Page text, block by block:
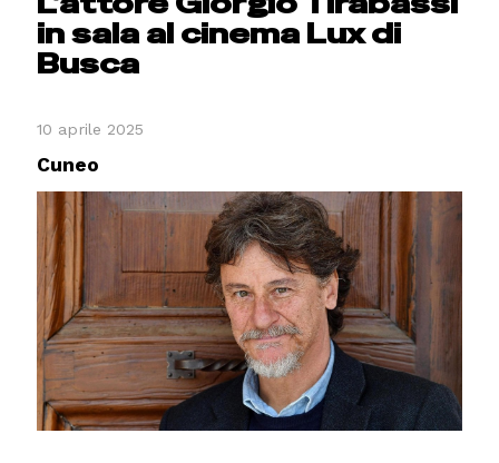
in sala al cinema Lux di
Busca
10 aprile 2025
Cuneo